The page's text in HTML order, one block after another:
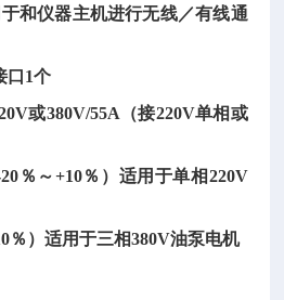
和仪器主机进行无线／有线通
口 1个
或380V/55A（接220V单相或
％～+10％）适用于单相220V
％）适用于三相380V油泵电机